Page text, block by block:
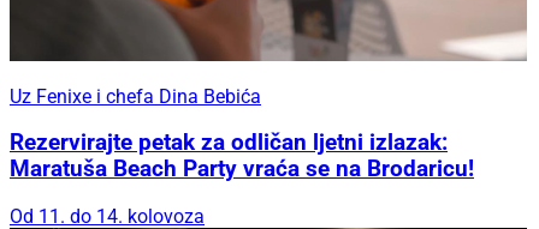
Uz Fenixe i chefa Dina Bebića
Rezervirajte petak za odličan ljetni izlazak:
Maratuša Beach Party vraća se na Brodaricu!
Od 11. do 14. kolovoza